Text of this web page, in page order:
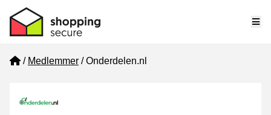
Home
Medlemmer Onderdelen.nl